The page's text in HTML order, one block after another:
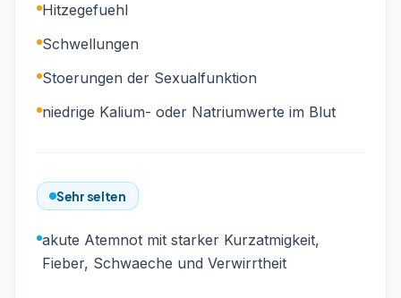
Hitzegefuehl
Schwellungen
Stoerungen der Sexualfunktion
niedrige Kalium- oder Natriumwerte im Blut
Sehr selten
akute Atemnot mit starker Kurzatmigkeit,
Fieber, Schwaeche und Verwirrtheit